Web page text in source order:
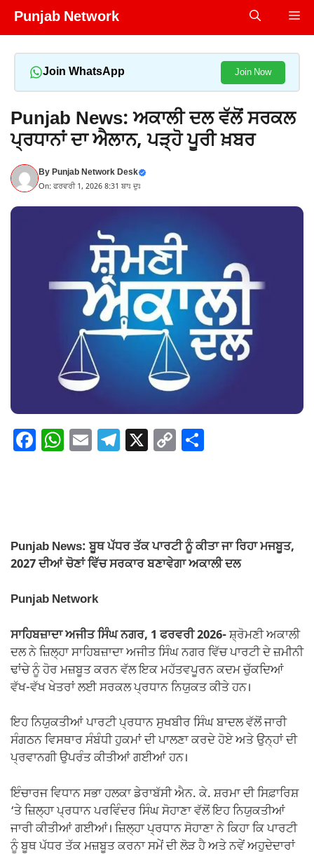
Skip
Punjab Network
Join WhatsApp Join Now
Punjab News: ਅਕਾਲੀ ਦਲ ਵੱਲੋਂ ਸਰਕਲ
ਪ੍ਰਧਾਨਾਂ ਦਾ ਐਲਾਨ, ਪੜ੍ਹੋ ਪੂਰੀ ਖ਼ਬਰ
ByPunjab Network Desk
On: ਫਰਵਰੀ 1, 2026 8:31 ਬਾਃ ਦੁਃ
F
o
o
k
W
p
p
E T
m
X C
n
k
Punjab News: ਬੂਥ ਪੱਧਰ ਤੱਕ ਪਾਰਟੀ ਨੂੰ ਕੀਤਾ ਜਾ ਰਿਹਾ ਮਜਬੂਤ,
2027 ਦੀਆਂ ਚੋਣਾਂ ਵਿੱਚ ਸਰਕਾਰ ਬਣਾਵੇਗਾ ਅਕਾਲੀ ਦਲ
Punjab Network
ਸਾਹਿਬਜ਼ਾਦਾ ਅਜੀਤ ਸਿੰਘ ਨਗਰ, 1 ਫਰਵਰੀ 2026-ਸ਼੍ਰੋਮਣੀ ਅਕਾਲੀ
ਦਲ ਨੇ ਜ਼ਿਲ੍ਹਾ ਸਾਹਿਬਜ਼ਾਦਾ ਅਜੀਤ ਸਿੰਘ ਨਗਰ ਵਿੱਚ ਪਾਰਟੀ ਦੇ ਜ਼ਮੀਨੀ
ਢਾਂਚੇ ਨੂੰ ਹੋਰ ਮਜ਼ਬੂਤ ਕਰਨ ਵੱਲ ਇਕ ਮਹੱਤਵਪੂਰਨ ਕਦਮ ਚੁੱਕਦਿਆਂ
ਵੱਖ-ਵੱਖ ਖੇਤਰਾਂ ਲਈ ਸਰਕਲ ਪ੍ਰਧਾਨ ਨਿਯੁਕਤ ਕੀਤੇ ਹਨ।
ਇਹ ਨਿਯੁਕਤੀਆਂ ਪਾਰਟੀ ਪ੍ਰਧਾਨ ਸੁਖਬੀਰ ਸਿੰਘ ਬਾਦਲ ਵੱਲੋਂ ਜਾਰੀ
ਸੰਗਠਨ ਵਿਸਥਾਰ ਸੰਬੰਧੀ ਹੁਕਮਾਂ ਦੀ ਪਾਲਣਾ ਕਰਦੇ ਹੋਏ ਅਤੇ ਉਨ੍ਹਾਂ ਦੀ
ਪ੍ਰਵਾਨਗੀ ਉਪਰੰਤ ਕੀਤੀਆਂ ਗਈਆਂ ਹਨ।
ਇੰਚਾਰਜ ਵਿਧਾਨ ਸਭਾ ਹਲਕਾ ਡੇਰਾਬੱਸੀ ਐਨ. ਕੇ. ਸ਼ਰਮਾ ਦੀ ਸਿਫ਼ਾਰਿਸ਼
‘ਤੇ ਜ਼ਿਲ੍ਹਾ ਪ੍ਰਧਾਨ ਪਰਵਿੰਦਰ ਸਿੰਘ ਸੋਹਾਣਾ ਵੱਲੋਂ ਇਹ ਨਿਯੁਕਤੀਆਂ
ਜਾਰੀ ਕੀਤੀਆਂ ਗਈਆਂ। ਜ਼ਿਲ੍ਹਾ ਪ੍ਰਧਾਨ ਸੋਹਾਣਾ ਨੇ ਕਿਹਾ ਕਿ ਪਾਰਟੀ
ਨੂੰ ਬੂਥ ਪੱਧਰ ਤੱਕ ਮਜ਼ਬੂਤ ਕਰਨਾ ਸਮੇਂ ਦੀ ਲੋੜ ਹੈ ਅਤੇ ਨਵੇਂ ਅਹੁਦੇਦਾਰਾਂ